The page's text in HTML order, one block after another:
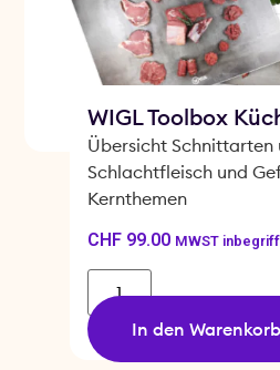
WIGL Toolbox
Übersicht Schnittarten
Schlachtfleisch und
Kernthemen
CHF99.00 MWST
In den Warenkorb